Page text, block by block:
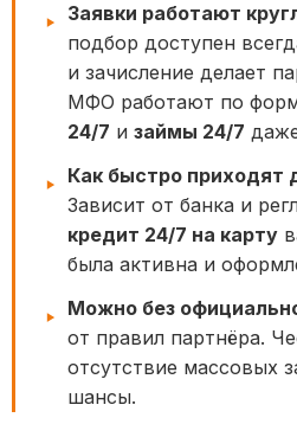
Заявки работают
подбор доступен
и зачисление делает
МФО работают по
24/7 и займы 24/7
Как быстро приходят
Зависит от банка и
кредит 24/7 на карту
была активна и
Можно без
от правил партнёра.
отсутствие массовых
шансы.